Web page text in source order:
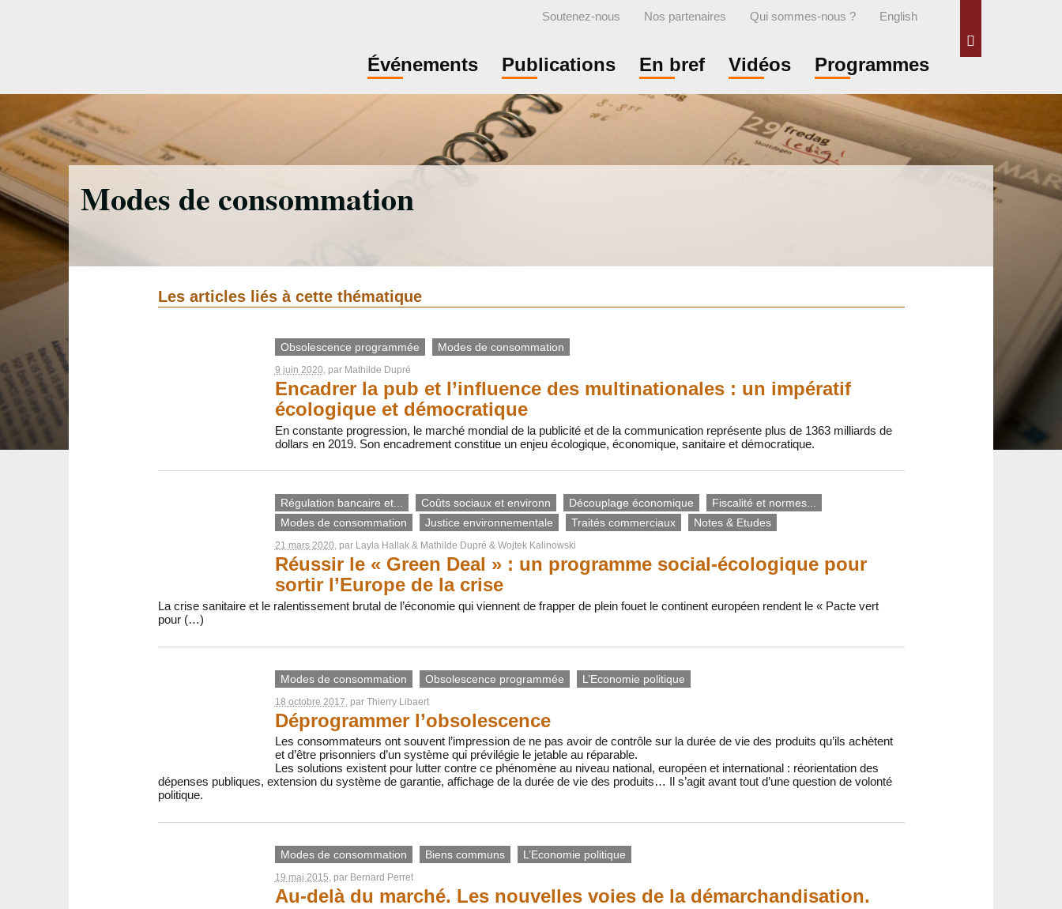
Soutenez-nous Nos partenaires Qui sommes-nous ? English
Événements Publications En bref Vidéos Programmes
Modes de consommation
Les articles liés à cette thématique
Obsolescence programmée Modes de consommation
9 juin 2020, par Mathilde Dupré
Encadrer la pub et l’influence des multinationales : un impératif
écologique et démocratique
En constante progression, le marché mondial de la publicité et de la communication représente plus de 1363 milliards de
dollars en 2019. Son encadrement constitue un enjeu écologique, économique, sanitaire et démocratique.
Régulation bancaire et... Coûts sociaux et environn Découplage économique
Fiscalité et normes...
Modes de consommation
Justice environnementale Traités commerciaux Notes & Etudes
21 mars 2020, par Layla Hallak& Mathilde Dupré & Wojtek Kalinowski
Réussir le « Green Deal » : un programme social-écologique pour
sortir l’Europe de la crise
La crise sanitaire et le ralentissement brutal de l’économie qui viennent de frapper de plein fouet le continent européen rendent le « Pacte vert
pour (…)
Modes de consommation Obsolescence programmée L’Economie politique
18 octobre 2017 , par Thierry Libaert
Déprogrammer l’obsolescence
Les consommateurs ont souvent l’impression de ne pas avoir de contrôle sur la durée de vie des produits qu’ils achètent
et d’être prisonniers d’un système qui prévilégie le jetable au réparable.
Les solutions existent pour lutter contre ce phénomène au niveau national, européen et international : réorientation des
dépenses publiques, extension du système de garantie, affichage de la durée de vie des produits… Il s’agit avant tout d’une question de volonté
politique.
Modes de consommation Biens communs L’Economie politique
19 mai 2015, par Bernard Perret
Au-delà du marché. Les nouvelles voies de la démarchandisation.